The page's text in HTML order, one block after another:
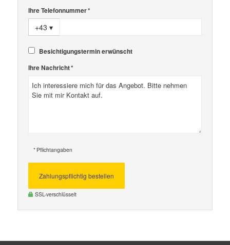
Ihre Telefonnummer *
+43 ▾
Besichtigungstermin erwünscht
Ihre Nachricht *
* Pflichtangaben
Zahlungspflichtig bestellen
SSL-verschlüsselt